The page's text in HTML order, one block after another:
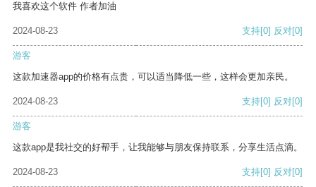
我喜欢这个软件 作者加油
2024-08-23 支持[0] 反对[0]
游客
这款加速器app的价格有点贵，可以适当降低一些，这样会更加亲民。
2024-08-23 支持[0] 反对[0]
游客
这款app是我社交的好帮手，让我能够与朋友保持联系，分享生活点滴。
2024-08-23 支持[0] 反对[0]